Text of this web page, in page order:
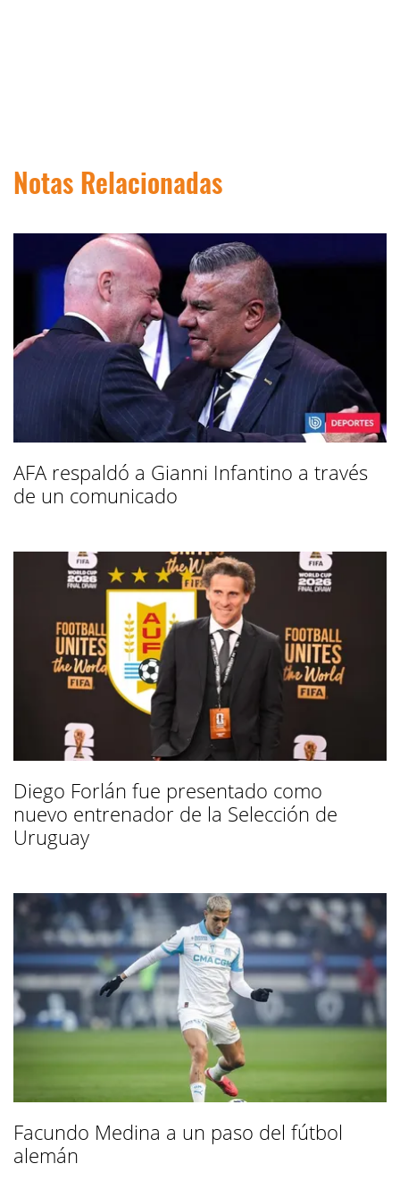
Notas Relacionadas
AFA respaldó a Gianni Infantino a través
de un comunicado
Diego Forlán fue presentado como
nuevo entrenador de la Selección de
Uruguay
Facundo Medina a un paso del fútbol
alemán